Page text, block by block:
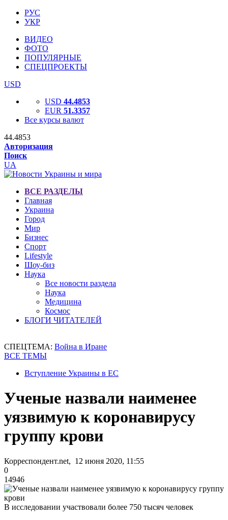
РУС
УКР
ВИДЕО
ФОТО
ПОПУЛЯРНЫЕ
СПЕЦПРОЕКТЫ
USD
USD 44.4853
EUR 51.3357
Все курсы валют
44.4853
Авторизация
Поиск
UA
ВСЕ РАЗДЕЛЫ
Главная
Украина
Город
Мир
Бизнес
Спорт
Lifestyle
Шоу-биз
Наука
Все новости раздела
Наука
Медицина
Космос
БЛОГИ ЧИТАТЕЛЕЙ
СПЕЦТЕМА: Война в Иране
ВСЕ ТЕМЫ
Вступление Украины в ЕС
Ученые назвали наименее
уязвимую к коронавирусу
группу крови
Корреспондент.net, 12 июня 2020, 11:55
0
14946
В исследовании участвовали более 750 тысяч человек